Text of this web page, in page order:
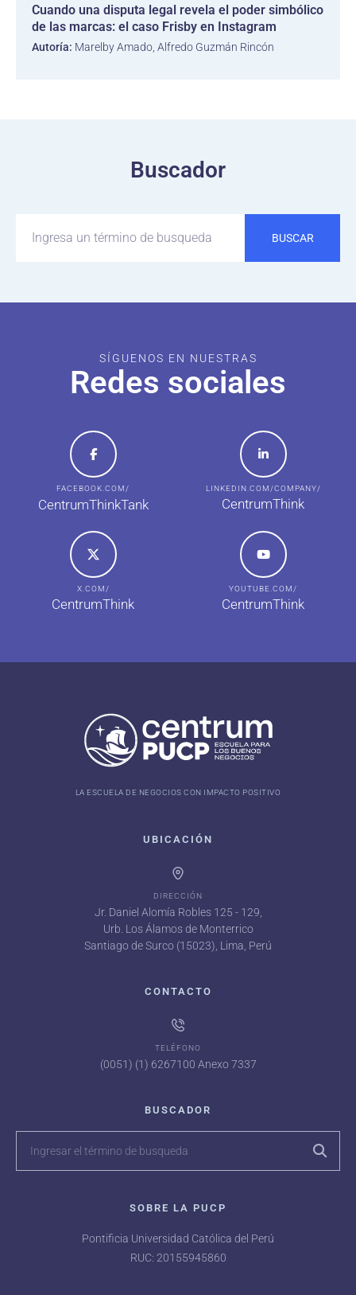
Cuando una disputa legal revela el poder simbólico
de las marcas: el caso Frisby en Instagram
Autoría: Marelby Amado, Alfredo Guzmán Rincón
Buscador
BUSCAR
SÍGUENOS EN NUESTRAS
Redes sociales
FACEBOOK.COM/
CentrumThinkTank
LINKEDIN.COM/COMPANY/
CentrumThink
X.COM/
CentrumThink
YOUTUBE.COM/
CentrumThink
LA ESCUELA DE NEGOCIOS CON IMPACTO POSITIVO
UBICACIÓN
DIRECCIÓN
Jr. Daniel Alomía Robles 125 - 129,
Urb. Los Álamos de Monterrico
Santiago de Surco (15023), Lima, Perú
CONTACTO
TELÉFONO
(0051) (1) 6267100 Anexo 7337
BUSCADOR
SOBRE LA PUCP
Pontificia Universidad Católica del Perú
RUC: 20155945860